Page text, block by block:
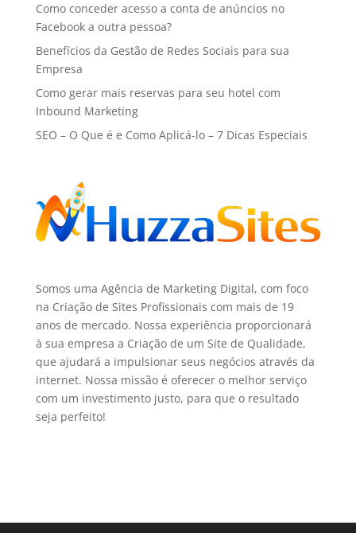
Como conceder acesso a conta de anúncios no
Facebook a outra pessoa?
Benefícios da Gestão de Redes Sociais para sua
Empresa
Como gerar mais reservas para seu hotel com
Inbound Marketing
SEO – O Que é e Como Aplicá-lo – 7 Dicas Especiais
Somos uma Agência de Marketing Digital, com foco
na Criação de Sites Profissionais com mais de 19
anos de mercado. Nossa experiência proporcionará
à sua empresa a Criação de um Site de Qualidade,
que ajudará a impulsionar seus negócios através da
internet. Nossa missão é oferecer o melhor serviço
com um investimento justo, para que o resultado
seja perfeito!